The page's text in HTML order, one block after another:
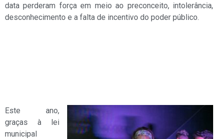
data perderam força em meio ao preconceito, intolerância,
desconhecimento e a falta de incentivo do poder público.
Este ano,
graças à lei
municipal